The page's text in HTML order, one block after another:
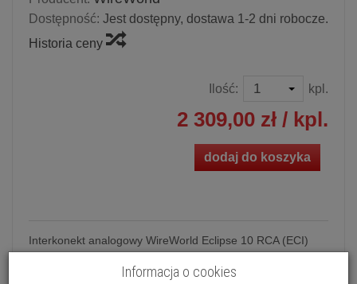
Dostępność: Jest dostępny, dostawa 1-2 dni robocze.
Historia ceny
Ilość: kpl.
2 309,00 zł / kpl.
dodaj do koszyka
Interkonekt analogowy WireWorld Eclipse 10 RCA (ECI)
Możliwość zakupu produktu w bezpłatnym
Informacja o cookies